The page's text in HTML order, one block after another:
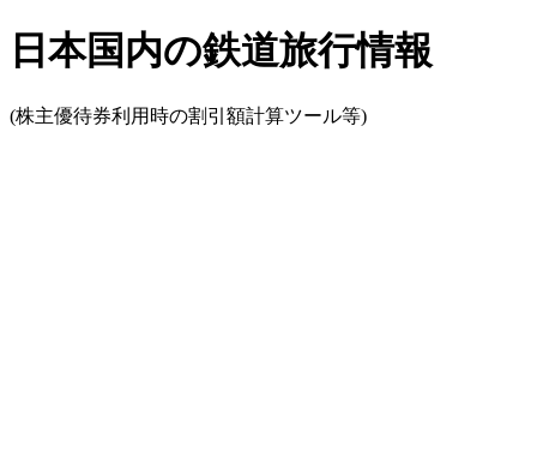
日本国内の鉄道旅行情報
(株主優待券利用時の割引額計算ツール等)